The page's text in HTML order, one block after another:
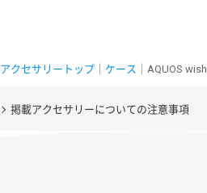
アクセサリートップ ケース ｜AQUOS
掲載アクセサリーについての注意事項